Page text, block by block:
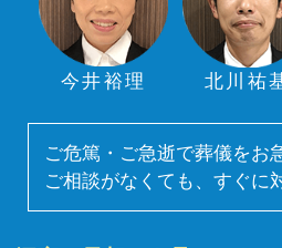
今井裕理 北川祐
ご危篤・ご急逝で葬儀をお
ご相談がなくても、すぐに